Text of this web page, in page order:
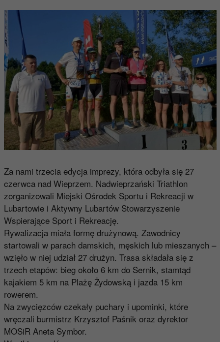
Za nami trzecia edycja imprezy, która odbyła się 27
czerwca nad Wieprzem. Nadwieprzański Triathlon
zorganizowali Miejski Ośrodek Sportu i Rekreacji w
Lubartowie i Aktywny Lubartów Stowarzyszenie
Wspierające Sport i Rekreację.
Rywalizacja miała formę drużynową. Zawodnicy
startowali w parach damskich, męskich lub mieszanych –
wzięło w niej udział 27 drużyn. Trasa składała się z
trzech etapów: bieg około 6 km do Sernik, stamtąd
kajakiem 5 km na Plażę Żydowską i jazda 15 km
rowerem.
Na zwycięzców czekały puchary i upominki, które
wręczali burmistrz Krzysztof Paśnik oraz dyrektor
MOSiR Aneta Symbor.